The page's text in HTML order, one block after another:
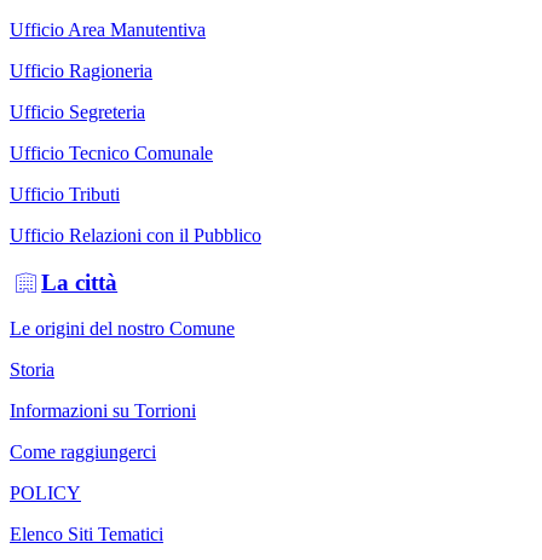
Ufficio Area Manutentiva
Ufficio Ragioneria
Ufficio Segreteria
Ufficio Tecnico Comunale
Ufficio Tributi
Ufficio Relazioni con il Pubblico
La città
Le origini del nostro Comune
Storia
Informazioni su Torrioni
Come raggiungerci
POLICY
Elenco Siti Tematici